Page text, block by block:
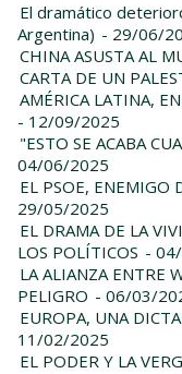
El dramático
Argentina) - 29/06/
CHINA ASUSTA AL
CARTA DE UN
AMÉRICA LATINA,
- 12/09/2025
"ESTO SE ACABA
04/06/2025
EL PSOE, ENEMIGO
29/05/2025
EL DRAMA DE LA
LOS POLÍTICOS -
LA ALIANZA ENTRE
PELIGRO - 06/03/
EUROPA, UNA
11/02/2025
EL PODER Y LA